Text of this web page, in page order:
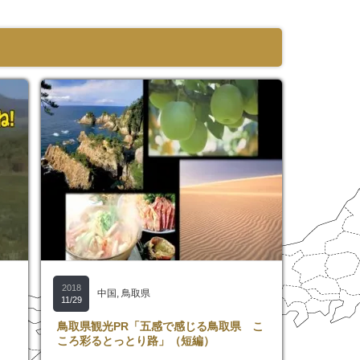
2018
11/29
中国 , 鳥取県
鳥取県観光PR「五感で感じる鳥取県 こ
ころ彩るとっとり路」（短編）